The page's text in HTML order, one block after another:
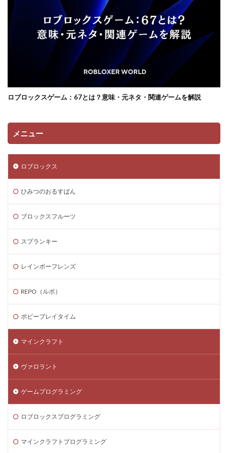
ロブロックスゲーム：67とは？意味・元ネタ・関連ゲームを解説
メニュー
ロブロックス
ひみつのおるすばん
ブロックスフルーツ
スプランキー
レインボーフレンズ
REPO（ルポ）
ポピープレイタイム
マインクラフト
ヴァロラント
ゲームプログラミング
ロブロックスプログラミング
マインクラフトプログラミング